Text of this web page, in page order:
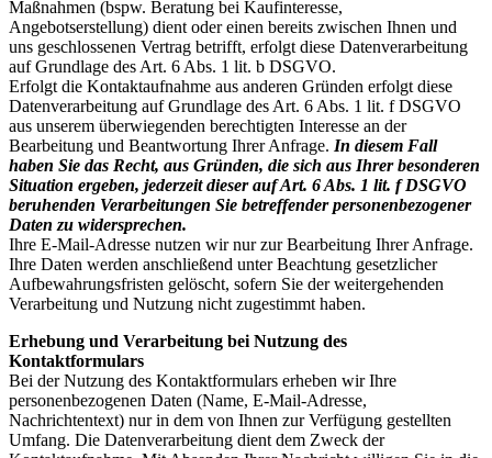
Maßnahmen (bspw. Beratung bei Kaufinteresse,
Angebotserstellung) dient oder einen bereits zwischen Ihnen und
uns geschlossenen Vertrag betrifft, erfolgt diese Datenverarbeitung
auf Grundlage des Art. 6 Abs. 1 lit. b DSGVO.
Erfolgt die Kontaktaufnahme aus anderen Gründen erfolgt diese
Datenverarbeitung auf Grundlage des Art. 6 Abs. 1 lit. f DSGVO
aus unserem überwiegenden berechtigten Interesse an der
Bearbeitung und Beantwortung Ihrer Anfrage. In diesem Fall
haben Sie das Recht, aus Gründen, die sich aus Ihrer besonderen
Situation ergeben, jederzeit dieser auf Art. 6 Abs. 1 lit. f DSGVO
beruhenden Verarbeitungen Sie betreffender personenbezogener
Daten zu widersprechen.
Ihre E-Mail-Adresse nutzen wir nur zur Bearbeitung Ihrer Anfrage.
Ihre Daten werden anschließend unter Beachtung gesetzlicher
Aufbewahrungsfristen gelöscht, sofern Sie der weitergehenden
Verarbeitung und Nutzung nicht zugestimmt haben.
Erhebung und Verarbeitung bei Nutzung des
Kontaktformulars
Bei der Nutzung des Kontaktformulars erheben wir Ihre
personenbezogenen Daten (Name, E-Mail-Adresse,
Nachrichtentext) nur in dem von Ihnen zur Verfügung gestellten
Umfang. Die Datenverarbeitung dient dem Zweck der